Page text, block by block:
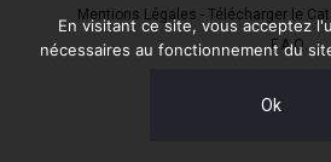
Mentions Légales - Télécharger le
F.A.Q.
En visitant ce site, vous acceptez
nécessaires au fonctionnement du
Ok